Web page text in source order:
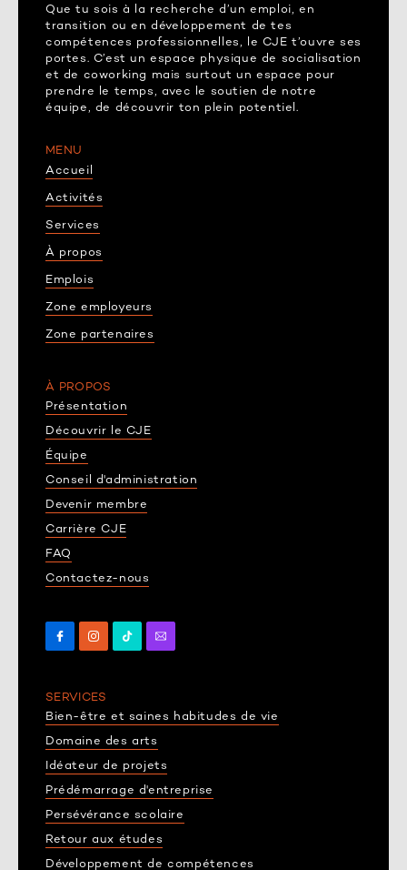
Que tu sois à la recherche d’un emploi, en
transition ou en développement de tes
compétences professionnelles, le CJE t’ouvre ses
portes. C’est un espace physique de socialisation
et de coworking mais surtout un espace pour
prendre le temps, avec le soutien de notre
équipe, de découvrir ton plein potentiel.
MENU
Accueil
Activités
Services
À propos
Emplois
Zone employeurs
Zone partenaires
À PROPOS
Présentation
Découvrir le CJE
Équipe
Conseil d'administration
Devenir membre
Carrière CJE
FAQ
Contactez-nous
SERVICES
Bien-être et saines habitudes de vie
Domaine des arts
Idéateur de projets
Prédémarrage d'entreprise
Persévérance scolaire
Retour aux études
Développement de compétences